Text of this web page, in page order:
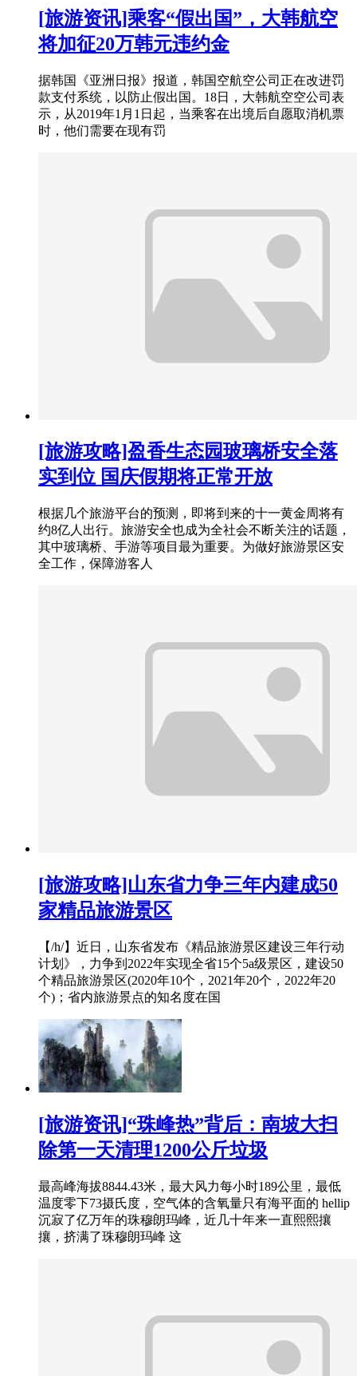
[旅游资讯]乘客“假出国”，大韩航空
将加征20万韩元违约金
据韩国《亚洲日报》报道，韩国空航空公司正在改进罚
款支付系统，以防止假出国。18日，大韩航空空公司表
示，从2019年1月1日起，当乘客在出境后自愿取消机票
时，他们需要在现有罚
[旅游攻略]盈香生态园玻璃桥安全落
实到位 国庆假期将正常开放
根据几个旅游平台的预测，即将到来的十一黄金周将有
约8亿人出行。旅游安全也成为全社会不断关注的话题，
其中玻璃桥、手游等项目最为重要。为做好旅游景区安
全工作，保障游客人
[旅游攻略]山东省力争三年内建成50
家精品旅游景区
【/h/】近日，山东省发布《精品旅游景区建设三年行动
计划》，力争到2022年实现全省15个5a级景区，建设50
个精品旅游景区(2020年10个，2021年20个，2022年20
个)；省内旅游景点的知名度在国
[旅游资讯]“珠峰热”背后：南坡大扫
除第一天清理1200公斤垃圾
最高峰海拔8844.43米，最大风力每小时189公里，最低
温度零下73摄氏度，空气体的含氧量只有海平面的 hellip
沉寂了亿万年的珠穆朗玛峰，近几十年来一直熙熙攘
攘，挤满了珠穆朗玛峰 这